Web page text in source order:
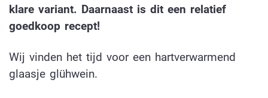
klare variant. Daarnaast is dit een relatief
goedkoop recept!
Wij vinden het tijd voor een hartverwarmend
glaasje glühwein.